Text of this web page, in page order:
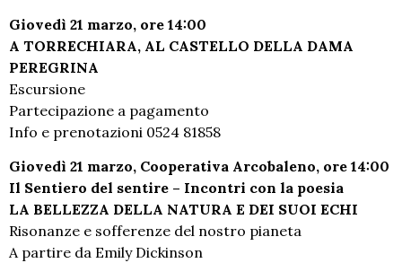
Giovedì 21 marzo, ore 14:00
A TORRECHIARA, AL CASTELLO DELLA DAMA
PEREGRINA
Escursione
Partecipazione a pagamento
Info e prenotazioni 0524 81858
Giovedì 21 marzo, Cooperativa Arcobaleno, ore 14:00
Il Sentiero del sentire – Incontri con la poesia
LA BELLEZZA DELLA NATURA E DEI SUOI ECHI
Risonanze e sofferenze del nostro pianeta
A partire da Emily Dickinson